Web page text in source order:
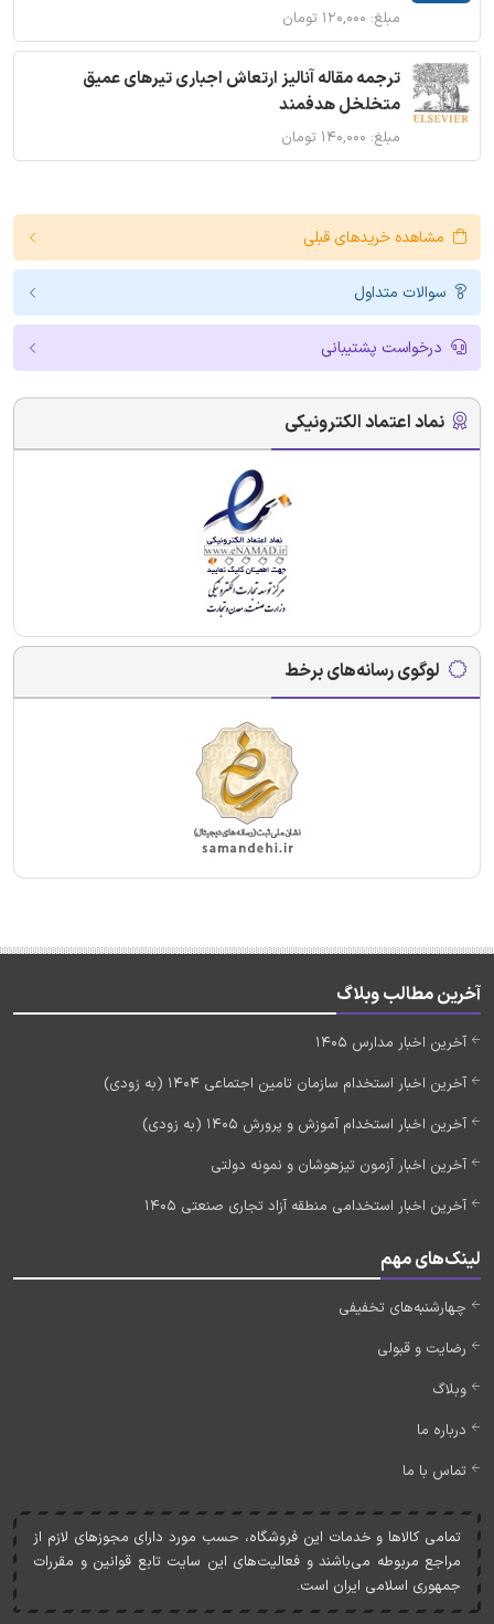
مبلغ: ۱۲۰,۰۰۰ تومان
ترجمه مقاله آنالیز ارتعاش اجباری تیرهای عمیق
متخلخل هدفمند
مبلغ: ۱۴۰,۰۰۰ تومان
مشاهده خریدهای قبلی
سوالات متداول
درخواست پشتیبانی
نماد اعتماد الکترونیکی
لوگوی رسانه‌های برخط
آخرین مطالب وبلاگ
آخرین اخبار مدارس 1405
آخرین اخبار استخدام سازمان تامین اجتماعی 1404 (به زودی)
آخرین اخبار استخدام آموزش و پرورش 1405 (به زودی)
آخرین اخبار آزمون تیزهوشان و نمونه دولتی
آخرین اخبار استخدامی منطقه آزاد تجاری صنعتی 1405
لینک‌های مهم
چهارشنبه‌های تخفیفی
رضایت و قبولی
وبلاگ
درباره ما
تماس با ما
تمامی کالاها و خدمات اين فروشگاه، حسب مورد دارای مجوزهای لازم از
مراجع مربوطه می‌باشند و فعاليت‌های اين سايت تابع قوانين و مقررات
جمهوری اسلامی ايران است.